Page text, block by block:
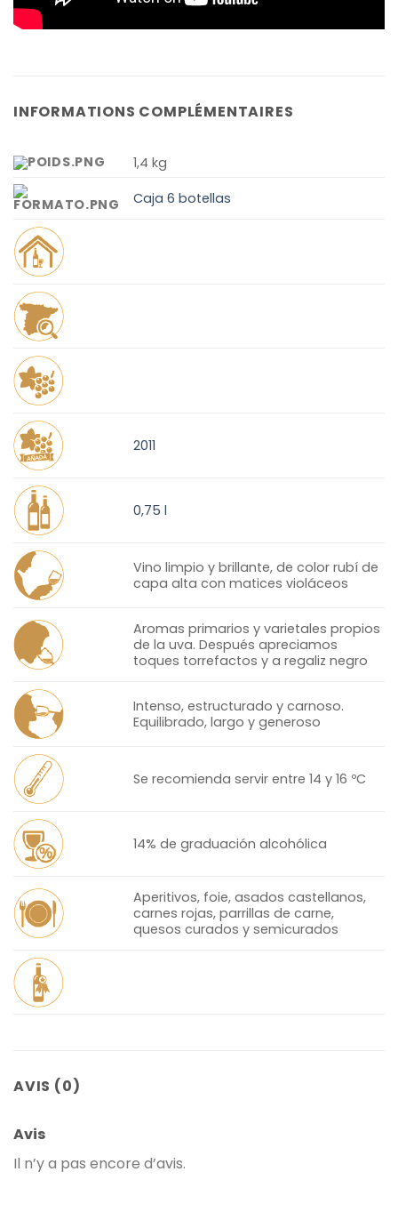
INFORMATIONS COMPLÉMENTAIRES
1,4 kg
Caja 6 botellas
2011
0,75 l
Vino limpio y brillante, de color rubí de
capa alta con matices violáceos
Aromas primarios y varietales propios
de la uva. Después apreciamos
toques torrefactos y a regaliz negro
Intenso, estructurado y carnoso.
Equilibrado, largo y generoso
Se recomienda servir entre 14 y 16 ºC
14% de graduación alcohólica
Aperitivos, foie, asados castellanos,
carnes rojas, parrillas de carne,
quesos curados y semicurados
AVIS (0)
Avis
Il n’y a pas encore d’avis.